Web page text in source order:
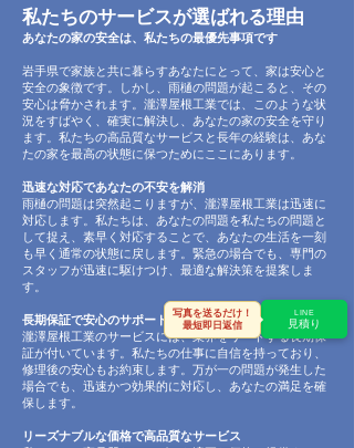
私たちのサービスが選ばれる理由
あなたの家の安全は、私たちの最優先事項です
岩手県で家族と共に暮らすあなたにとって、家は安心と
安全の象徴です。しかし、雨樋の問題が起こると、その
安心は脅かされます。瀧澤屋根工業では、このような状
況をすばやく、確実に解決し、あなたの家の安全を守り
ます。私たちの高品質なサービスと長年の経験は、あな
たの家を最高の状態に保つためにここにあります。
迅速な対応であなたの不安を解消
雨樋の問題は突然起こりますが、瀧澤屋根工業は迅速に
対応します。私たちは、あなたの問題を私たちの問題と
して捉え、素早く対応することで、あなたの生活を一刻
も早く通常の状態に戻します。緊急の場合でも、専門の
スタッフが迅速に駆けつけ、最適な解決策を提案しま
す。
長期保証で安心のサポートを保証
瀧澤屋根工業のサービスには、業界をリードする長期保
証が付いています。私たちの仕事に自信を持っており、
修理後の安心もお約束します。万が一の問題が発生した
場合でも、迅速かつ効果的に対応し、あなたの満足を確
保します。
リーズナブルな価格で高品質なサービス
写真を送るだけ！
最短即日返信
LINE
見積り